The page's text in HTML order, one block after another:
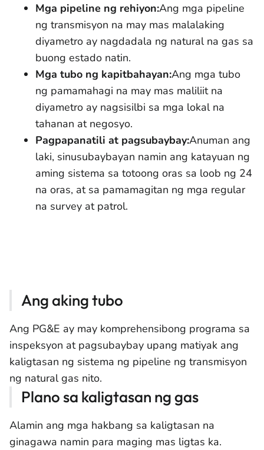
Mga pipeline ng rehiyon:Ang mga pipeline
ng transmisyon na may mas malalaking
diyametro ay nagdadala ng natural na gas sa
buong estado natin.
Mga tubo ng kapitbahayan:Ang mga tubo
ng pamamahagi na may mas maliliit na
diyametro ay nagsisilbi sa mga lokal na
tahanan at negosyo.
Pagpapanatili at pagsubaybay:Anuman ang
laki, sinusubaybayan namin ang katayuan ng
aming sistema sa totoong oras sa loob ng 24
na oras, at sa pamamagitan ng mga regular
na survey at patrol.
Ang aking tubo
Ang PG&E ay may komprehensibong programa sa
inspeksyon at pagsubaybay upang matiyak ang
kaligtasan ng sistema ng pipeline ng transmisyon
ng natural gas nito.
Plano sa kaligtasan ng gas
Alamin ang mga hakbang sa kaligtasan na
ginagawa namin para maging mas ligtas ka.